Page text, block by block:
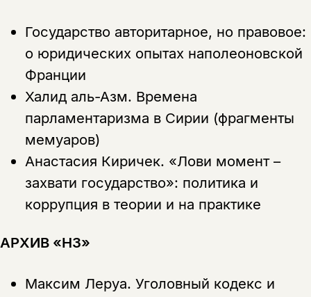
Государство авторитарное, но правовое:
о юридических опытах наполеоновской
Франции
Халид аль-Азм. Времена
парламентаризма в Сирии (фрагменты
мемуаров)
Анастасия Киричек. «Лови момент –
захвати государство»: политика и
коррупция в теории и на практике
АРХИВ «НЗ»
Максим Леруа. Уголовный кодекс и
Этой книги временно